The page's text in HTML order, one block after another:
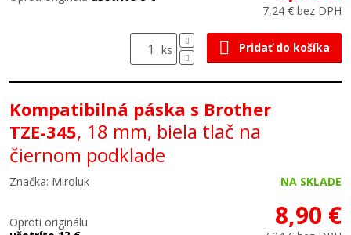
7,24 € bez DPH
ks Pridať do košíka
Kompatibilná páska s Brother
TZE-345, 18 mm, biela tlač na
čiernom podklade
Značka: Miroluk NA SKLADE
Oproti originálu
8,90 €